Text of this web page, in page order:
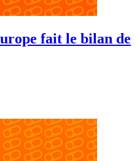
fait le bilan de